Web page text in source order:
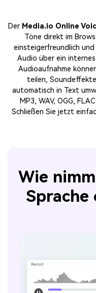
Der Media.io Online
Töne direkt im
einsteigerfreundlich
Audio über ein
Audioaufnahme
teilen,
automatisch in Text
MP3, WAV, OGG,
Schließen Sie jetzt
Wie
Sprache